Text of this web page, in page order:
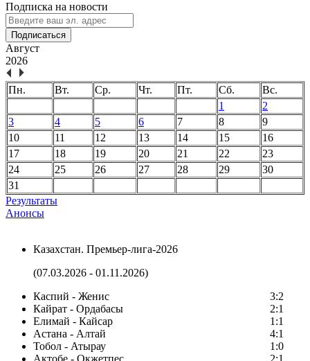
Подписка на новости
Подписаться
Август
2026
Пн. Вт. Ср. Чт. Пт. Сб.
Вс.
1
2
3
4 5 6 7 8
9
10
11 12 13 14 15
16
17
18 19 20 21 22
23
24
25 26 27 28 29
30
31
Результаты
Анонсы
Казахстан. Премьер-лига-2026
(07.03.2026 - 01.11.2026)
Каспий - Женис
3:2
Кайрат - Ордабасы
2:1
Елимай - Кайсар
1:1
Астана - Алтай
4:1
Тобол - Атырау
1:0